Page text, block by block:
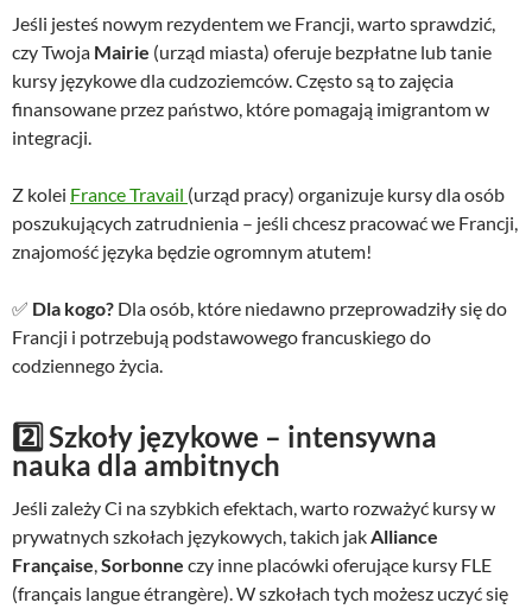
Jeśli jesteś nowym rezydentem we Francji, warto sprawdzić,
czy Twoja Mairie (urząd miasta) oferuje bezpłatne lub tanie
kursy językowe dla cudzoziemców. Często są to zajęcia
finansowane przez państwo, które pomagają imigrantom w
integracji.
Z kolei France Travail (urząd pracy) organizuje kursy dla osób
poszukujących zatrudnienia – jeśli chcesz pracować we Francji,
znajomość języka będzie ogromnym atutem!
✅ Dla kogo? Dla osób, które niedawno przeprowadziły się do
Francji i potrzebują podstawowego francuskiego do
codziennego życia.
2️⃣ Szkoły językowe – intensywna
nauka dla ambitnych
Jeśli zależy Ci na szybkich efektach, warto rozważyć kursy w
prywatnych szkołach językowych, takich jakAlliance
Française,Sorbonne czy inne placówki oferujące kursy FLE
(français langue étrangère). W szkołach tych możesz uczyć się